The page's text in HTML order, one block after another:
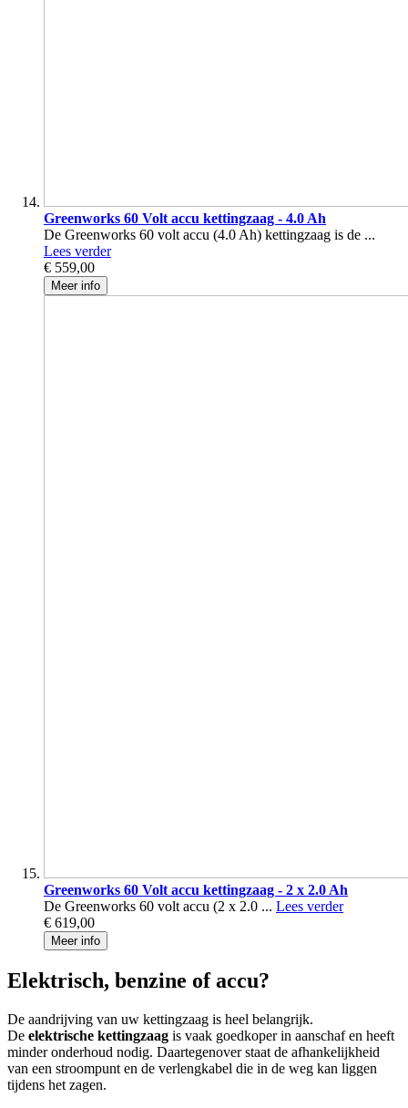
Greenworks 60 Volt accu kettingzaag - 4.0 Ah
De Greenworks 60 volt accu (4.0 Ah) kettingzaag is de ...
Lees verder
€ 559,00
Meer info
Greenworks 60 Volt accu kettingzaag - 2 x 2.0 Ah
De Greenworks 60 volt accu (2 x 2.0 ... Lees verder
€ 619,00
Meer info
Elektrisch, benzine of accu?
De aandrijving van uw kettingzaag is heel belangrijk.
De elektrische kettingzaag is vaak goedkoper in aanschaf en heeft
minder onderhoud nodig. Daartegenover staat de afhankelijkheid
van een stroompunt en de verlengkabel die in de weg kan liggen
tijdens het zagen.